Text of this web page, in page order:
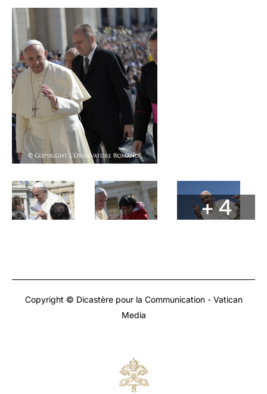
+ 4
Copyright © Dicastère pour la Communication - Vatican
Media